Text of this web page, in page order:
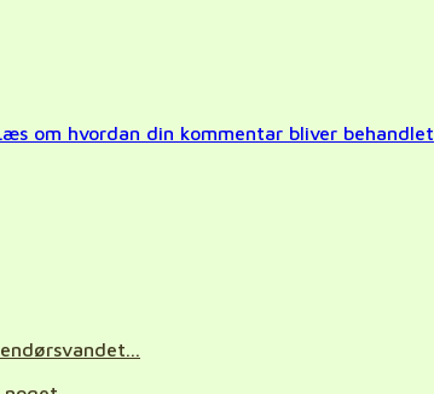
om hvordan din kommentar bliver behandlet